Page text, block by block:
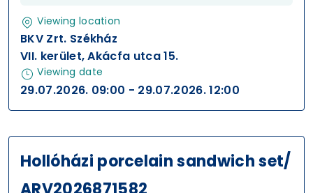
Viewing location
BKV Zrt. Székház
VII. kerület, Akácfa utca 15.
Viewing date
29.07.2026. 09:00 - 29.07.2026. 12:00
Hollóházi porcelain sandwich set/